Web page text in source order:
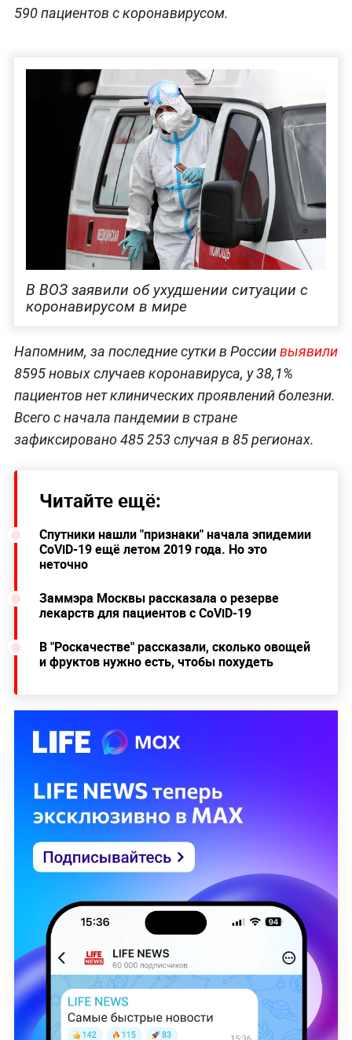
590 пациентов с коронавирусом.
В ВОЗ заявили об ухудшении ситуации с
коронавирусом в мире
Напомним, за последние сутки в Россиивыявили
8595 новых случаев коронавируса, у 38,1%
пациентов нет клинических проявлений болезни.
Всего с начала пандемии в стране
зафиксировано 485 253 случая в 85 регионах.
Читайте ещё:
Спутники нашли "признаки" начала эпидемии
CoViD-19 ещё летом 2019 года. Но это
неточно
Заммэра Москвы рассказала о резерве
лекарств для пациентов с CoViD-19
В "Роскачестве" рассказали, сколько овощей
и фруктов нужно есть, чтобы похудеть